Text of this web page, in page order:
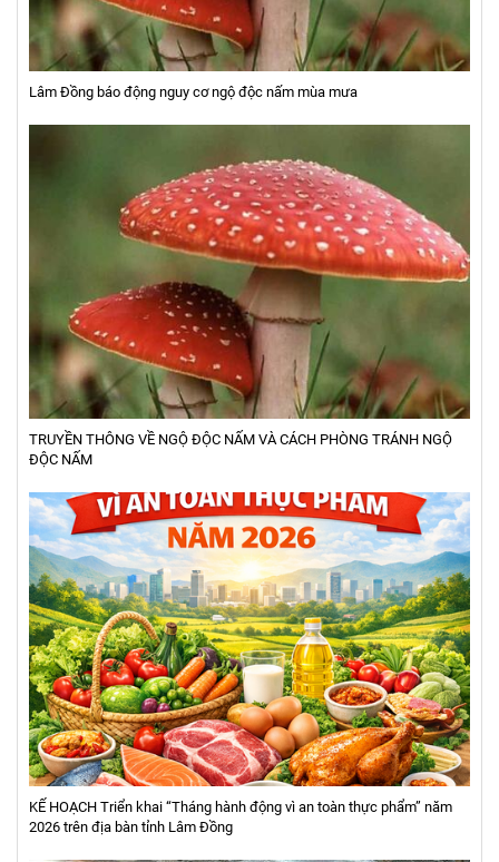
Lâm Đồng báo động nguy cơ ngộ độc nấm mùa mưa
TRUYỀN THÔNG VỀ NGỘ ĐỘC NẤM VÀ CÁCH PHÒNG TRÁNH NGỘ
ĐỘC NẤM
KẾ HOẠCH Triển khai “Tháng hành động vì an toàn thực phẩm” năm
2026 trên địa bàn tỉnh Lâm Đồng